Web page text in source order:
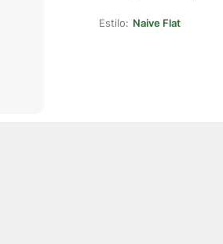
Estilo: Naive Flat